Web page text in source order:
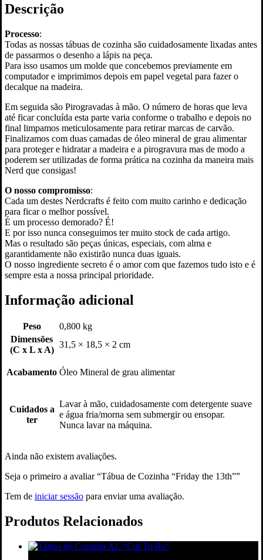
Descrição
Processo:
Todas as nossas tábuas de cozinha são cuidadosamente lixadas antes
de passarmos o desenho a lápis na peça.
Para isso usamos um molde que concebemos previamente em
computador e imprimimos depois em papel vegetal para fazer o
decalque na madeira.
Em seguida são Pirogravadas à mão. O número de horas que leva
até ficar concluída esta parte varia conforme o trabalho e depois no
final limpamos meticulosamente para retirar marcas de carvão.
Finalizamos com duas camadas de óleo mineral de grau alimentar
para proteger e hidratar a madeira e a pirogravura mas de modo a
poderem ser utilizadas de forma prática na cozinha da maneira mais
Nerd que consigas!
O nosso compromisso:
Cada um destes Nerdcrafts é feito com muito carinho e dedicação
para ficar o melhor possível.
É um processo demorado? É!
E por isso nunca conseguimos ter muito stock de cada artigo.
Mas o resultado são peças únicas, especiais, com alma e
garantidamente não existirão nunca duas iguais.
O nosso ingrediente secreto é o amor com que fazemos tudo isto e é
sempre esta a nossa principal prioridade.
Informação adicional
Peso
0,800 kg
Dimensões
(C x L x A)
31,5 × 18,5 × 2 cm
Acabamento Óleo Mineral de grau alimentar
Cuidados a
ter
Lavar à mão, cuidadosamente com detergente suave
e água fria/morna sem submergir ou ensopar.
Nunca lavar na máquina.
Ainda não existem avaliações.
Seja o primeiro a avaliar “Tábua de Cozinha “Friday the 13th””
Tem de iniciar sessão para enviar uma avaliação.
Produtos Relacionados